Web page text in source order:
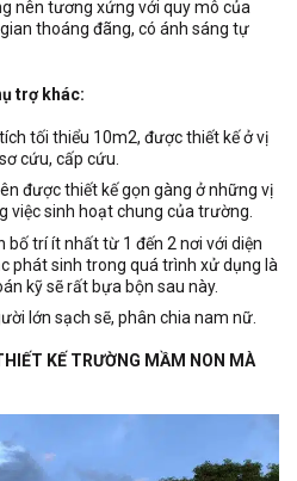
nên tương xứng với quy mô của
thoáng đãng, có ánh sáng tự
trợ khác:
tối thiểu 10m2, được thiết kế ở vị
cứu, cấp cứu.
được thiết kế gọn gàng ở những vị
việc sinh hoạt chung của trường.
bố trí ít nhất từ 1 đến 2 nơi với diện
phát sinh trong quá trình xử dụng là
kỹ sẽ rất bựa bộn sau này.
lớn sạch sẽ, phân chia nam nữ.
KẾ TRƯỜNG MẦM NON MÀ